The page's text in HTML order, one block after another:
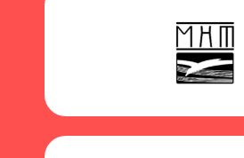
испытание начиная с марта 2026 года.
Освободите лето для ЕГЭ.
Если вы поступаете после колледжа
или вуза, то в предварительной прием
вы сможете пройти и онлайн
вступительные испытания по русскому
и литературе.